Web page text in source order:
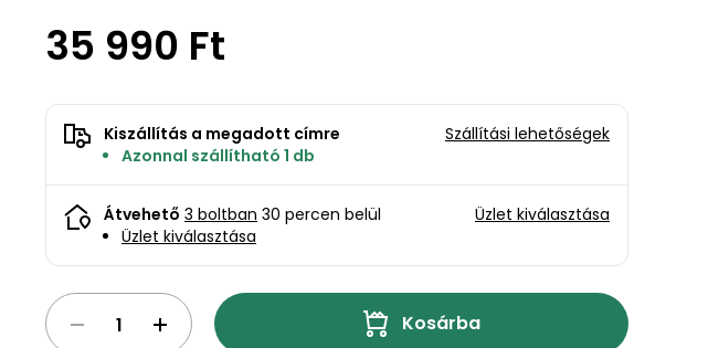
35 990 Ft
Kiszállítás a megadott címre
Azonnal szállítható 1 db
Szállítási lehetőségek
Átvehető 3 boltban 30 percen belül
Üzlet kiválasztása
Üzlet kiválasztása
Kosárba